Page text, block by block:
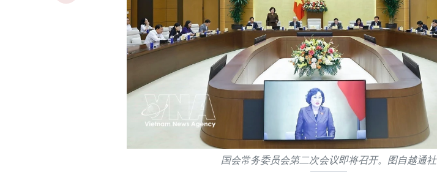
国会常务委员会第二次会议即将召开。图自越通社